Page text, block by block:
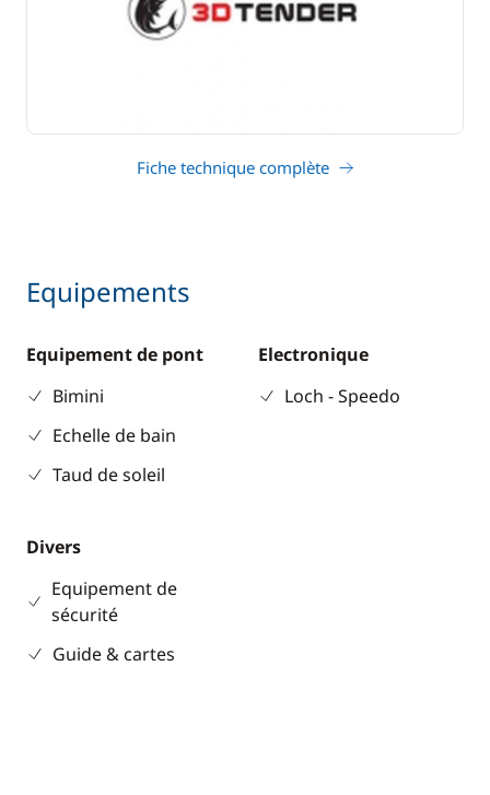
Fiche technique complète
Equipements
Equipement de pont
Bimini
Echelle de bain
Taud de soleil
Electronique
Loch - Speedo
Divers
Equipement de
sécurité
Guide & cartes